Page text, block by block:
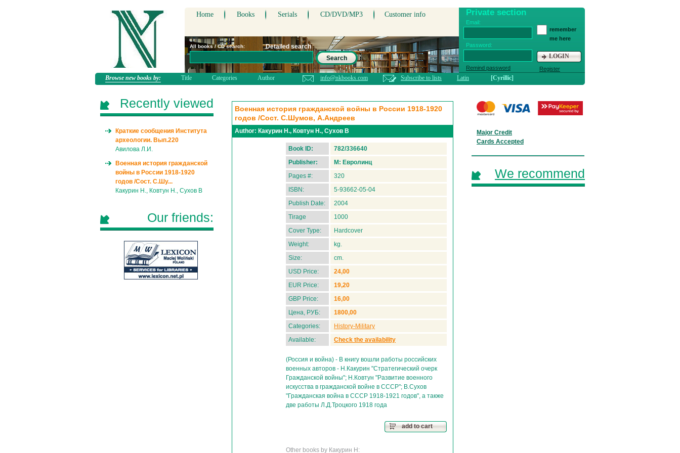
Home Books Serials CD/DVD/MP3 Customer info Private section
Email:
Password:
Remind password
remember
me here
LOGIN
Register
All books / CD search:
Detailed search
Search
Browse new books by: Title Categories Author info@nkbooks.com Subscribe to lists Latin [Cyrillic]
Военная история гражданской войны в России 1918-1920
годов /Сост. С.Шумов, А.Андреев
Author: Какурин Н., Ковтун Н., Сухов В
Book ID:
782/336640
Publisher:
М: Евролинц
Pages #:
320
ISBN:
5-93662-05-04
Publish Date:
2004
Tirage
1000
Cover Type:
Hardcover
Weight:
kg.
Size:
cm.
USD Price:
24,00
EUR Price:
19,20
GBP Price:
16,00
Цена, РУБ:
1800,00
Categories:
History-Military
Available:
Check the availability
(Россия и война) - В книгу вошли работы российских
военных авторов - Н.Какурин "Стратегический очерк
Гражданской войны"; Н.Ковтун "Развитие военного
искусства в гражданской войне в СССР"; В.Сухов
"Гражданская война в СССР 1918-1921 годов", а также
две работы Л.Д.Троцкого 1918 года
add to cart
Other books by Какурин Н:
Recently viewed
Краткие сообщения Института
археологии. Вып.220
Авилова Л.И.
Военная история гражданской
войны в России 1918-1920
годов /Сост. С.Шу...
Какурин Н., Ковтун Н., Сухов В
Our friends:
Major Credit
Cards Accepted
We recommend